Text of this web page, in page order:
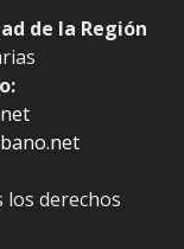
de la Región
derechos